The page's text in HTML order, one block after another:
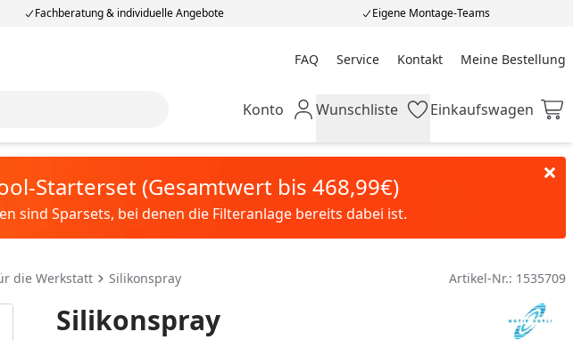
Fachberatung & individuelle Angebote Eigene Montage-Teams
FAQ Service Kontakt Meine Bestellung
Meine Bestellung
Mein Konto
Konto Wunschliste
Wunschliste Einkaufswagen
Einkaufswagen
Starterset (Gesamtwert bis 468,99€)
sind Sparsets, bei denen die Filteranlage bereits dabei ist.
die Werkstatt Silikonspray Artikel-Nr.: 1535709
Silikonspray